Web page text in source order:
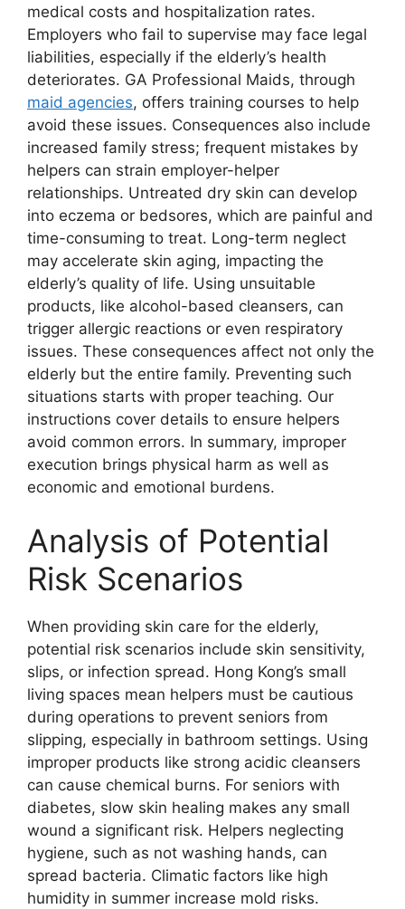
medical costs and hospitalization rates.
Employers who fail to supervise may face legal
liabilities, especially if the elderly’s health
deteriorates. GA Professional Maids, through
maid agencies, offers training courses to help
avoid these issues. Consequences also include
increased family stress; frequent mistakes by
helpers can strain employer-helper
relationships. Untreated dry skin can develop
into eczema or bedsores, which are painful and
time-consuming to treat. Long-term neglect
may accelerate skin aging, impacting the
elderly’s quality of life. Using unsuitable
products, like alcohol-based cleansers, can
trigger allergic reactions or even respiratory
issues. These consequences affect not only the
elderly but the entire family. Preventing such
situations starts with proper teaching. Our
instructions cover details to ensure helpers
avoid common errors. In summary, improper
execution brings physical harm as well as
economic and emotional burdens.
Analysis of Potential
Risk Scenarios
When providing skin care for the elderly,
potential risk scenarios include skin sensitivity,
slips, or infection spread. Hong Kong’s small
living spaces mean helpers must be cautious
during operations to prevent seniors from
slipping, especially in bathroom settings. Using
improper products like strong acidic cleansers
can cause chemical burns. For seniors with
diabetes, slow skin healing makes any small
wound a significant risk. Helpers neglecting
hygiene, such as not washing hands, can
spread bacteria. Climatic factors like high
humidity in summer increase mold risks.